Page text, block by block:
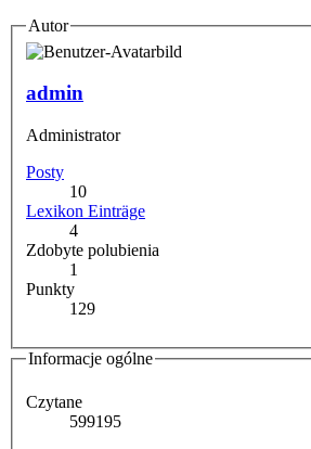
Autor
admin
Administrator
Posty
10
Lexikon Einträge
4
Zdobyte polubienia
1
Punkty
129
Informacje ogólne
Czytane
599195